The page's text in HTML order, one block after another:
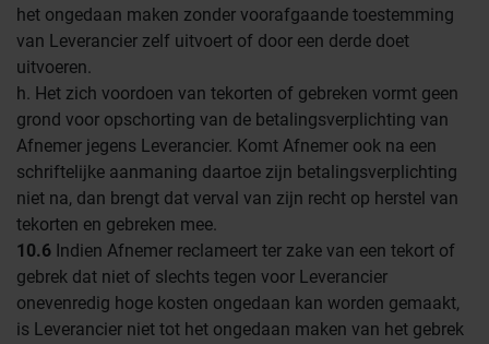
het ongedaan maken zonder voorafgaande toestemming
van Leverancier zelf uitvoert of door een derde doet
uitvoeren.
h. Het zich voordoen van tekorten of gebreken vormt geen
grond voor opschorting van de betalingsverplichting van
Afnemer jegens Leverancier. Komt Afnemer ook na een
schriftelijke aanmaning daartoe zijn betalingsverplichting
niet na, dan brengt dat verval van zijn recht op herstel van
tekorten en gebreken mee.
10.6 Indien Afnemer reclameert ter zake van een tekort of
gebrek dat niet of slechts tegen voor Leverancier
onevenredig hoge kosten ongedaan kan worden gemaakt,
is Leverancier niet tot het ongedaan maken van het gebrek